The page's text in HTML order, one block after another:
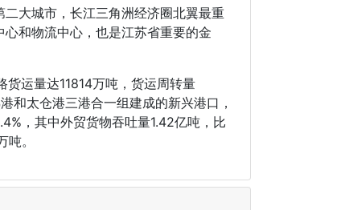
大城市，长江三角洲经济圈北翼最重
和物流中心，也是江苏省重要的金
运量达11814万吨，货运周转量
和太仓港三港合一组建成的新兴港口，
，其中外贸货物吞吐量1.42亿吨，比
。